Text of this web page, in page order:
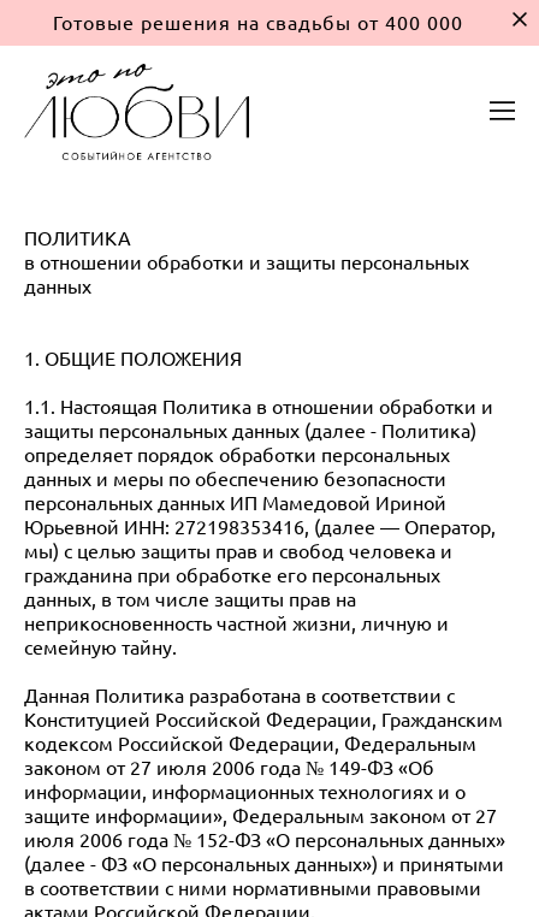
Готовые решения на свадьбы от 400 000
ПОЛИТИКА
в отношении обработки и защиты персональных
данных
1. ОБЩИЕ ПОЛОЖЕНИЯ
1.1. Настоящая Политика в отношении обработки и
защиты персональных данных (далее - Политика)
определяет порядок обработки персональных
данных и меры по обеспечению безопасности
персональных данных ИП Мамедовой Ириной
Юрьевной ИНН: 272198353416, (далее — Оператор,
мы) с целью защиты прав и свобод человека и
гражданина при обработке его персональных
данных, в том числе защиты прав на
неприкосновенность частной жизни, личную и
семейную тайну.
Данная Политика разработана в соответствии с
Конституцией Российской Федерации, Гражданским
кодексом Российской Федерации, Федеральным
законом от 27 июля 2006 года № 149-ФЗ «Об
информации, информационных технологиях и о
защите информации», Федеральным законом от 27
июля 2006 года № 152-ФЗ «О персональных данных»
(далее - ФЗ «О персональных данных») и принятыми
в соответствии с ними нормативными правовыми
актами Российской Федерации.